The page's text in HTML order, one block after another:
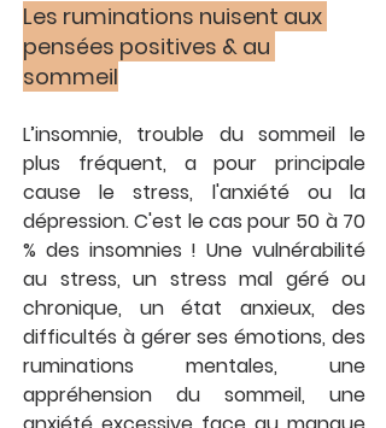
Les ruminations nuisent aux
pensées positives & au
sommeil
L’insomnie, trouble du sommeil le
plus fréquent, a pour principale
cause le stress, l'anxiété ou la
dépression. C'est le cas pour 50 à 70
% des insomnies ! Une vulnérabilité
au stress, un stress mal géré ou
chronique, un état anxieux, des
difficultés à gérer ses émotions, des
ruminations mentales, une
appréhension du sommeil, une